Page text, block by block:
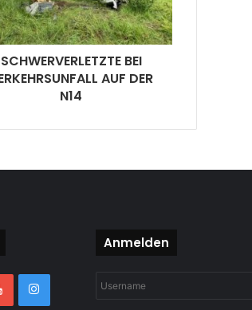
SCHWERVERLETZTE BEI
AUF DER
N14
Anmelden